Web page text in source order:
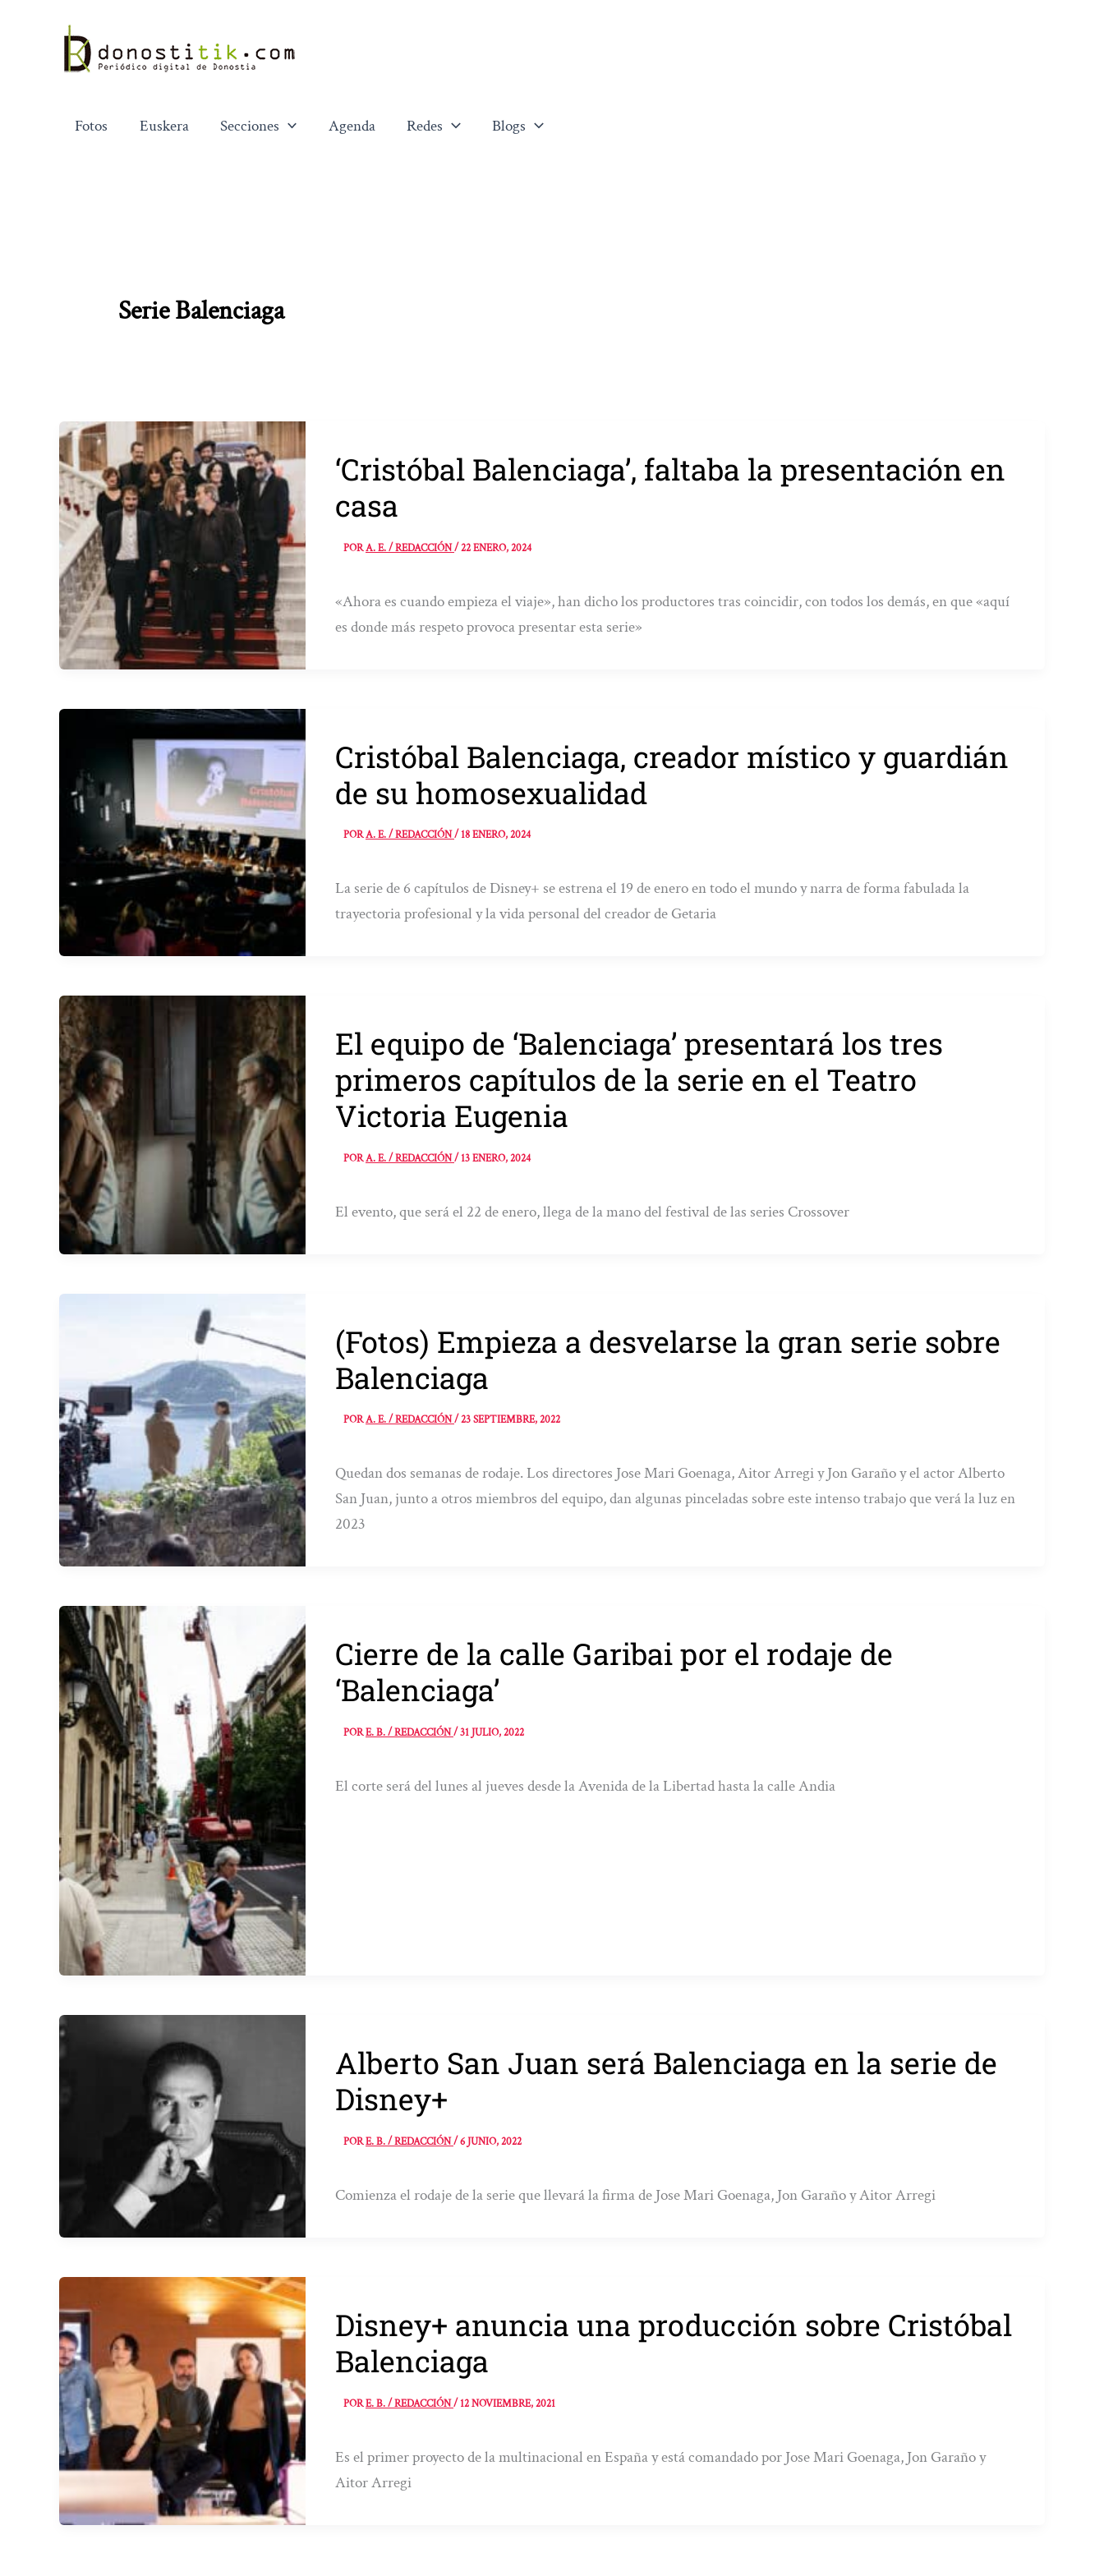
contenido
Fotos Euskera Secciones Agenda Redes Blogs
Serie Balenciaga
‘Cristóbal Balenciaga’, faltaba la presentación en
casa
PORA. E. / REDACCIÓN/22 ENERO, 2024
«Ahora es cuando empieza el viaje», han dicho los productores tras coincidir, con todos los demás, en que «aquí
es donde más respeto provoca presentar esta serie»
Cristóbal Balenciaga, creador místico y guardián
de su homosexualidad
PORA. E. / REDACCIÓN/18 ENERO, 2024
La serie de 6 capítulos de Disney+ se estrena el 19 de enero en todo el mundo y narra de forma fabulada la
trayectoria profesional y la vida personal del creador de Getaria
El equipo de ‘Balenciaga’ presentará los tres
primeros capítulos de la serie en el Teatro
Victoria Eugenia
PORA. E. / REDACCIÓN/13 ENERO, 2024
El evento, que será el 22 de enero, llega de la mano del festival de las series Crossover
(Fotos) Empieza a desvelarse la gran serie sobre
Balenciaga
PORA. E. / REDACCIÓN/23 SEPTIEMBRE, 2022
Quedan dos semanas de rodaje. Los directores Jose Mari Goenaga, Aitor Arregi y Jon Garaño y el actor Alberto
San Juan, junto a otros miembros del equipo, dan algunas pinceladas sobre este intenso trabajo que verá la luz en
2023
Cierre de la calle Garibai por el rodaje de
‘Balenciaga’
PORE. B. / REDACCIÓN/31 JULIO, 2022
El corte será del lunes al jueves desde la Avenida de la Libertad hasta la calle Andia
Alberto San Juan será Balenciaga en la serie de
Disney+
PORE. B. / REDACCIÓN/6 JUNIO, 2022
Comienza el rodaje de la serie que llevará la firma de Jose Mari Goenaga, Jon Garaño y Aitor Arregi
Disney+ anuncia una producción sobre Cristóbal
Balenciaga
PORE. B. / REDACCIÓN/12 NOVIEMBRE, 2021
Es el primer proyecto de la multinacional en España y está comandado por Jose Mari Goenaga, Jon Garaño y
Aitor Arregi